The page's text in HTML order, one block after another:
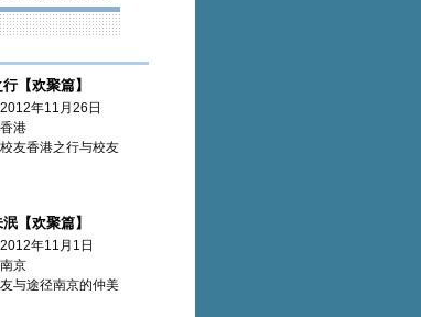
【欢聚篇】
年11月26日
港
友香港之行与校友
【欢聚篇】
年11月1日
京
与途径南京的仲美